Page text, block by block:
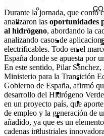
Durante la jornada, que contó
analizaron las oportunidades
al hidrógeno, abordando la
analizando casos de
electrificables. Todo en el
España donde se apuesta por
En este sentido, Pilar
Ministerio para la Transición
Gobierno de España, afirmó
desarrollo del Hidrógeno
en un proyecto país, que
de empleo y la generación de
añadido, ya que es un
cadenas industriales